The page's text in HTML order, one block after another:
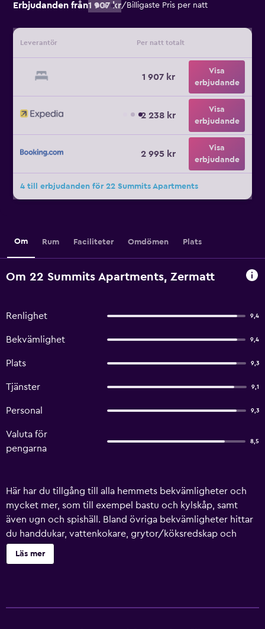
Erbjudanden från1 907 kr/ Billigaste Pris per natt
Leverantör Per natt totalt
1 907 kr
Visa
erbjudande
2 238 kr
Visa
erbjudande
2 995 kr
Visa
erbjudande
4 till erbjudanden för 22 Summits Apartments
Om Rum Faciliteter Omdömen Plats
Om 22 Summits Apartments, Zermatt
Renlighet 9,4
Bekvämlighet 9,4
Plats 9,3
Tjänster 9,1
Personal 9,3
Valuta för
pengarna
8,5
Här har du tillgång till alla hemmets bekvämligheter och
mycket mer, som till exempel bastu och kylskåp, samt
även ugn och spishäll. Bland övriga bekvämligheter hittar
du handdukar, vattenkokare, grytor/köksredskap och
matsal.
Läs mer